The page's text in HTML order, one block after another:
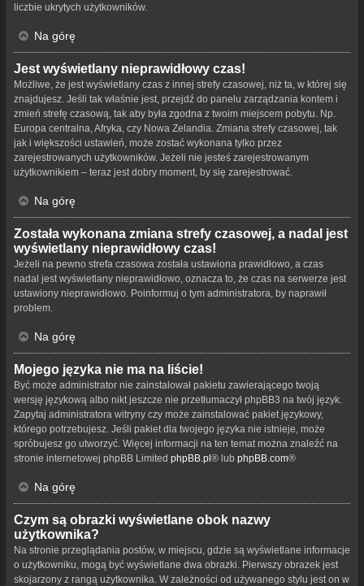
liczbie ukrytych użytkowników.
Na górę
Jest wyświetlany nieprawidłowy czas!
Możliwe, że jest wyświetlany czas z innej strefy czasowej, niż ta, w której się
znajdujesz. Jeśli tak właśnie jest, przejdź do panelu zarządzania kontem i
zmień strefę czasową, tak aby była zgodna z twoim miejscem pobytu. Np.
Europa centralna, Afryka, czy Nowa Zelandia. Zmiana strefy czasowej, tak
jak i większości ustawień, może zostać wykonana tylko przez
zarejestrowanych użytkowników. Jeżeli nie jesteś zarejestrowanym
użytkownikiem – teraz jest dobry moment, by się zarejestrować.
Na górę
Została wykonana zmiana strefy czasowej, a nadal jest
wyświetlany nieprawidłowy czas!
Jeżeli na pewno strefa czasowa została ustawiona prawidłowo, a czas
nadal jest wyświetlany nieprawidłowo, oznacza to, że czas na serwerze jest
ustawiony nieprawidłowo. Poinformuj o tym administratora, by naprawił
problem.
Na górę
Mojego języka nie ma na liście!
Być może administrator nie zainstalował pakietu zawierającego twoją
wersję językową albo nikt jeszcze nie przetłumaczył phpBB3 na twój język.
Zapytaj administratora witryny czy może zainstalować pakiet językowy,
którego potrzebujesz. Jeśli pakiet dla twojego języka nie istnieje, może
spróbujesz go utworzyć. Więcej informacji na ten temat można znaleźć na
stronie internetowej phpBB Limited phpBB.pl® lub phpBB.com®
Na górę
Czym są obrazki wyświetlane obok nazwy
użytkownika?
Na stronie przeglądania postów, w miejscu, gdzie są wyświetlane informacje
o użytkowniku, mogą być wyświetlane dwa obrazki. Pierwszy obrazek jest
skojarzony z rangą użytkownika. W zależności od używanego stylu jest on w